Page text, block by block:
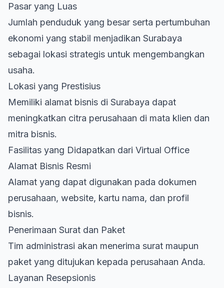
Pasar yang Luas
Jumlah penduduk yang besar serta pertumbuhan
ekonomi yang stabil menjadikan Surabaya
sebagai lokasi strategis untuk mengembangkan
usaha.
Lokasi yang Prestisius
Memiliki alamat bisnis di Surabaya dapat
meningkatkan citra perusahaan di mata klien dan
mitra bisnis.
Fasilitas yang Didapatkan dari Virtual Office
Alamat Bisnis Resmi
Alamat yang dapat digunakan pada dokumen
perusahaan, website, kartu nama, dan profil
bisnis.
Penerimaan Surat dan Paket
Tim administrasi akan menerima surat maupun
paket yang ditujukan kepada perusahaan Anda.
Layanan Resepsionis